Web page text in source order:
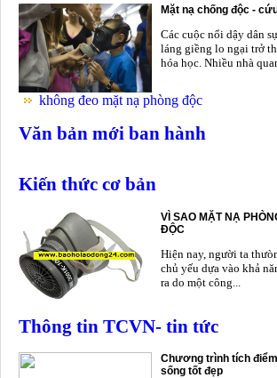
Mặt nạ chống độc -
Các cuộc nổi dậy dân
láng giềng lo ngại trở
hóa học. Nhiều nhà
không đeo mặt nạ phòng độc
Văn bản mới ban hành
Kiến thức cơ bản
VÌ SAO MẶT NẠ
ĐỘC
Hiện nay, người ta
chủ yếu dựa vào khả
ra do một công...
Thông tin TCVN- tin tức
Chương trình tích
sống tốt đẹp